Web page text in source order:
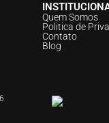
Quem Somos
Politica de
Contato
Blog